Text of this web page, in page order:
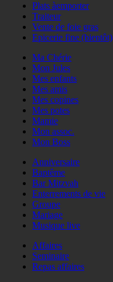
Plats àemporter
Traiteur
Vente de foie gras
Epicerie fine (bientôt)
Ma Chérie
Mon Jules
Mes enfants
Mes amis
Mes copines
Mes potes
Mamie
Mon assoc.
Mon Boss
Anniversaire
Baptême
Bar Mitzvah
Enterrements de vie
Groupe
Mariage
Musique live
Affaires
Seminaire
Repas affaires